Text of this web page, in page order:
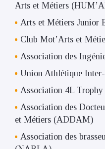
Arts et Métiers
Arts et Métiers Junior
Club Mot’Arts et
Association des
Union Athlétique
Association 4L
Association des
et Métiers (ADDAM)
Association des